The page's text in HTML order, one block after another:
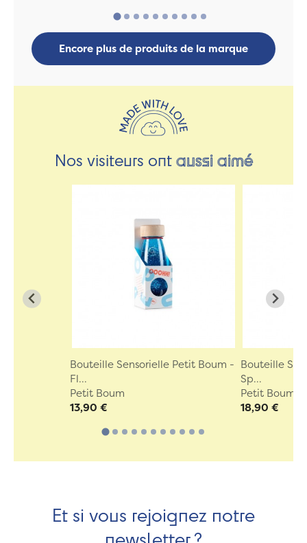
Encore plus de produits de la marque
Nos visiteurs ontaussi aimé
Bouteille Sensorielle Petit Boum -
Fl...
Petit Boum
13,90 €
Bouteille
Sp...
Petit Boum
18,90 €
Et si vous rejoignez notre